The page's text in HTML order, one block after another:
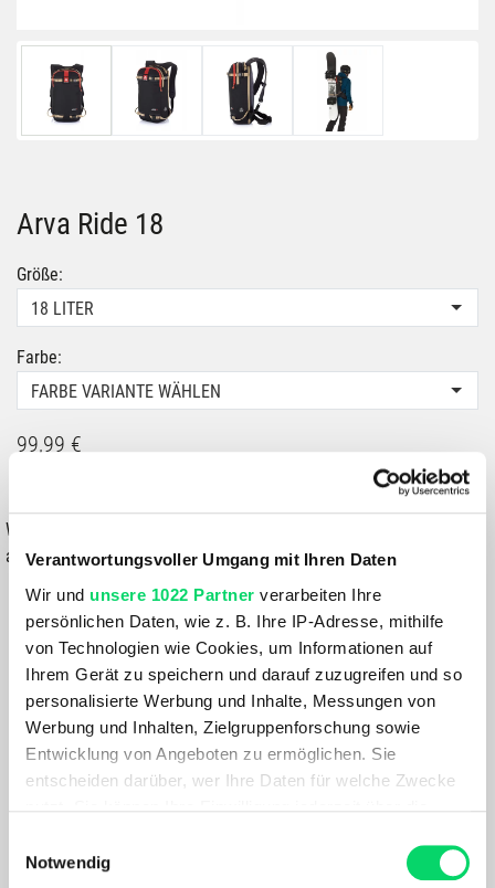
Verantwortungsvoller Umgang mit Ihren Daten
Wir und unsere 1022 Partner verarbeiten Ihre
persönlichen Daten, wie z. B. Ihre IP-Adresse, mithilfe
von Technologien wie Cookies, um Informationen auf
Ihrem Gerät zu speichern und darauf zuzugreifen und so
personalisierte Werbung und Inhalte, Messungen von
Werbung und Inhalten, Zielgruppenforschung sowie
Entwicklung von Angeboten zu ermöglichen. Sie
entscheiden darüber, wer Ihre Daten für welche Zwecke
Trigger Symbol ändern oder widerrufen
Notwendig
Arva Ride 18
Größe:
18 LITER
Farbe:
FARBE VARIANTE WÄHLEN
99,99 €
IN DEN WARENKORB
Wähle eine Variante aus, um die Verfügbarkeit in unseren Filialen
anzuzeigen
Du hast eine Frage?
Wir rufen dich an und beraten dich gerne.
BESCHREIBUNG
Einfachheit, Effizienz... und Stil.
perfekte Spielpartner. Mit seinem geringen Volumen von 18
Litern wird dieser Freeride-Rucksack nah am Körper